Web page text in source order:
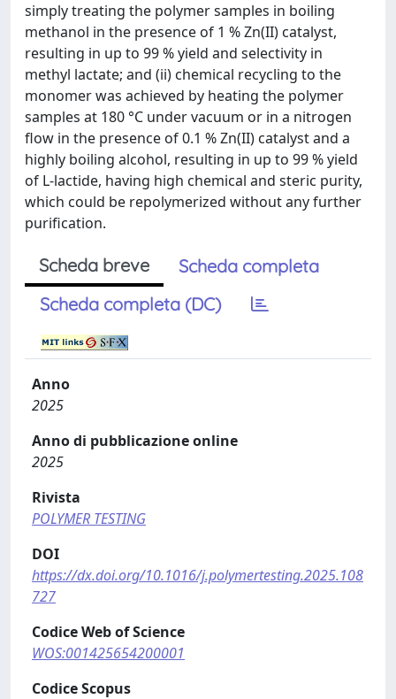
simply treating the polymer samples in boiling
methanol in the presence of 1 % Zn(II) catalyst,
resulting in up to 99 % yield and selectivity in
methyl lactate; and (ii) chemical recycling to the
monomer was achieved by heating the polymer
samples at 180 °C under vacuum or in a nitrogen
flow in the presence of 0.1 % Zn(II) catalyst and a
highly boiling alcohol, resulting in up to 99 % yield
of L-lactide, having high chemical and steric purity,
which could be repolymerized without any further
purification.
Scheda breve
Scheda completa
Scheda completa (DC)
Anno
2025
Anno di pubblicazione online
2025
Rivista
POLYMER TESTING
DOI
https://dx.doi.org/10.1016/j.polymertesting.2025.108
727
Codice Web of Science
WOS:001425654200001
Codice Scopus